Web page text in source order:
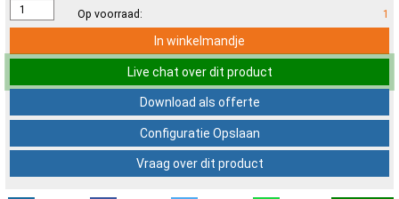
Op voorraad:
1
In winkelmandje
Live chat over dit product
Download als offerte
Configuratie Opslaan
Vraag over dit product